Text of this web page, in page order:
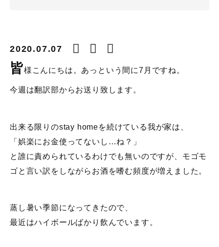
2020.07.07
皆様こんにちは。あっという間に7月ですね。
今週は翻訳部からお送り致します。
出来る限りのstay homeを続けている我が家は、
「娯楽にお金使ってないし…ね？」
と誰に責められているわけでも無いのですが、モゴモ
ゴと言い訳をしながらお酒を嗜む頻度が増えました。
蒸し暑い季節になってきたので、
最近はハイボールばかり飲んでいます。